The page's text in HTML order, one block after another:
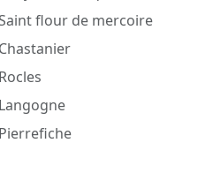
flour de mercoire